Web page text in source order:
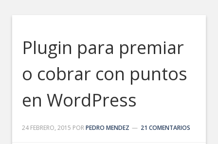
Plugin para premiar
o cobrar con puntos
en WordPress
24 FEBRERO, 2015 PORPEDRO MENDEZ 21 COMENTARIOS